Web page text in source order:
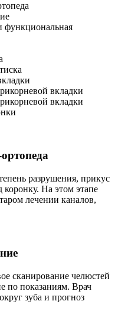
функциональная
вкладки
вкладки
разрушения, прикус
коронку. На этом этапе
лечении каналов,
сканирование челюстей
по показаниям. Врач
зуба и прогноз